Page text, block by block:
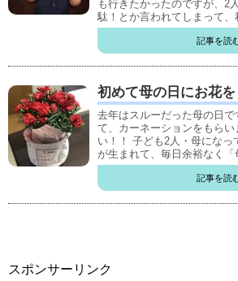
も行きたかったのですが、2
駄！とか言われてしまって
記事を読
初めて母の日にお花を
去年はスルーだった母の日
て、カーネーションをもらい
い！！ 子ども2人・母になっ
が生まれて、毎日余裕なく
記事を読
スポンサーリンク